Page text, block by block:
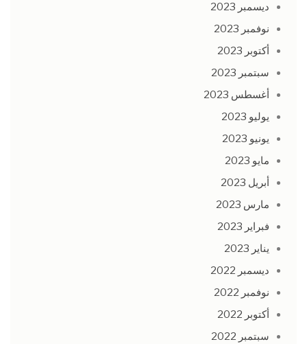
ديسمبر 2023
نوفمبر 2023
أكتوبر 2023
سبتمبر 2023
أغسطس 2023
يوليو 2023
يونيو 2023
مايو 2023
أبريل 2023
مارس 2023
فبراير 2023
يناير 2023
ديسمبر 2022
نوفمبر 2022
أكتوبر 2022
سبتمبر 2022